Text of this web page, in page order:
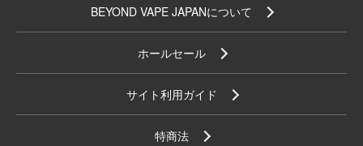
BEYOND VAPE JAPANについて
ホールセール
サイト利用ガイド
特商法